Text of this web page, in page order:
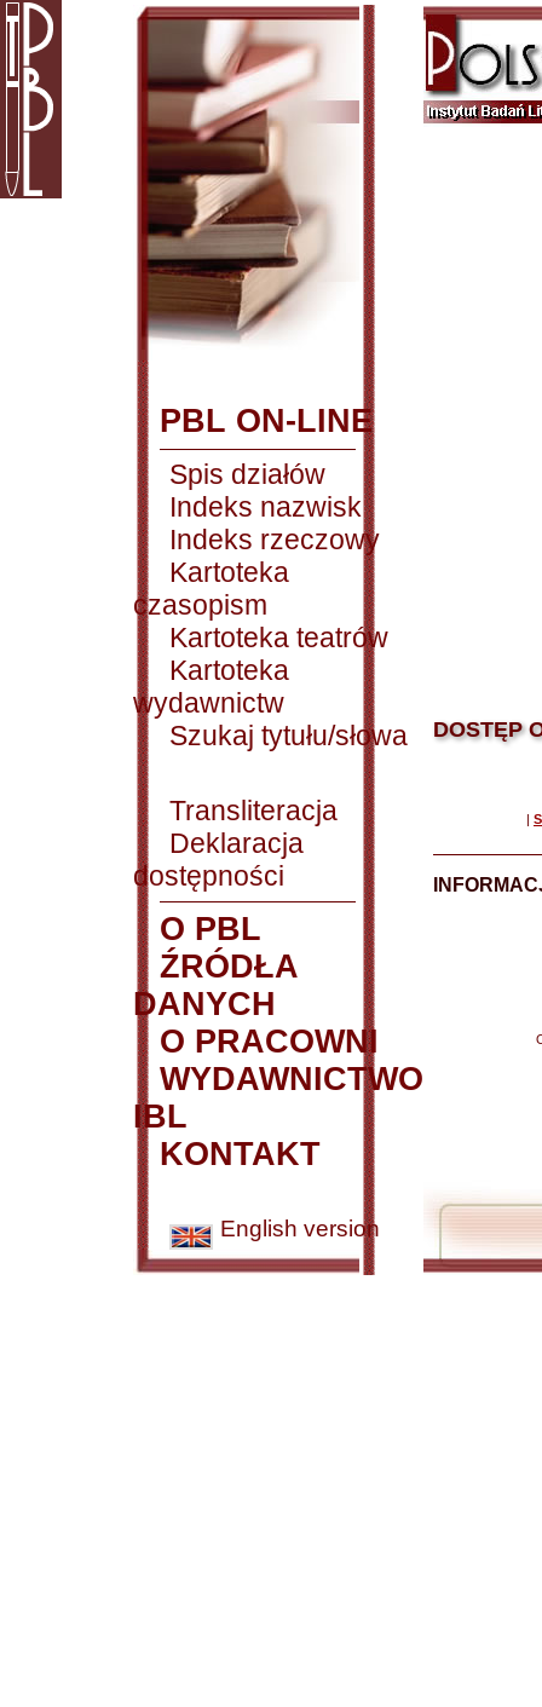
PBL ON-LINE
Spis działów
Indeks nazwisk
Indeks rzeczowy
Kartoteka
czasopism
Kartoteka teatrów
Kartoteka
wydawnictw
Szukaj tytułu/słowa
Transliteracja
Deklaracja
dostępności
O PBL
ŹRÓDŁA
DANYCH
O PRACOWNI
WYDAWNICTWO
IBL
KONTAKT
English version
DOSTĘP
|